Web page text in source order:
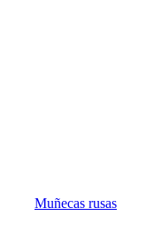
Muñecas rusas